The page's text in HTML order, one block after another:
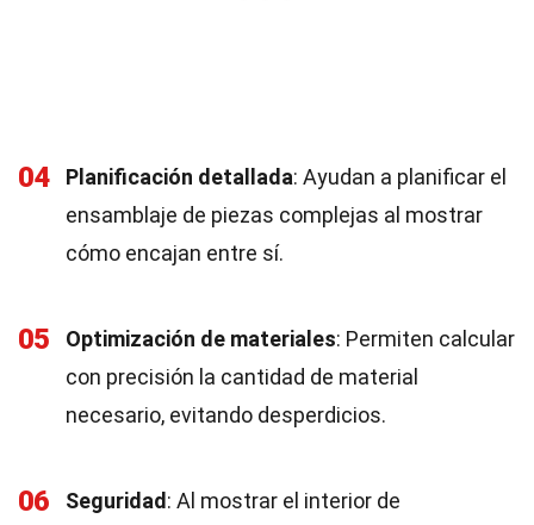
04 Planificación detallada: Ayudan a planificar el
ensamblaje de piezas complejas al mostrar
cómo encajan entre sí.
05 Optimización de materiales: Permiten calcular
con precisión la cantidad de material
necesario, evitando desperdicios.
06 Seguridad : Al mostrar el interior de